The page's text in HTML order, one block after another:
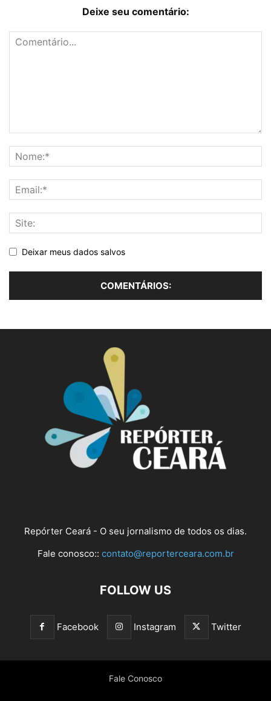
Deixe seu comentário:
Deixar meus dados salvos
Repórter Ceará - O seu jornalismo de todos os dias.
Fale conosco:: contato@reporterceara.com.br
FOLLOW US
Facebook Instagram Twitter
Fale Conosco